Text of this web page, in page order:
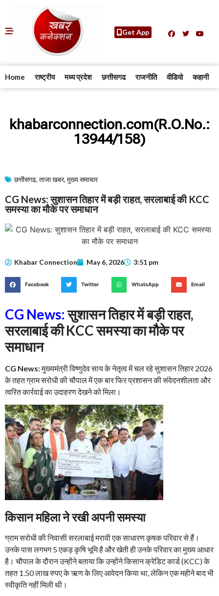
Get App
Home राष्ट्रीय मध्य प्रदेश छत्तीसगढ राजनीति वीडियो कहानी
khabarconnection.com(R.O.No.:
13944/158)
छत्तीसगढ, ताजा खबर, मुख्य समाचार​
CG News: सुशासन तिहार में बड़ी राहत, सरलाबाई की KCC
समस्या का मौके पर समाधान
Khabar Connection May 6, 2026 3:51 pm
Facebook Twitter WhatsApp Email
CG News:सुशासन तिहार में बड़ी राहत,
सरलाबाई की KCC समस्या का मौके पर
समाधान
CG News:मुख्यमंत्री विष्णुदेव साय के नेतृत्व में चल रहे सुशासन तिहार 2026
के तहत ग्राम सरोधी की चौपाल में एक बार फिर प्रशासन की संवेदनशीलता और
त्वरित कार्रवाई का उदाहरण देखने को मिला।
किसान महिला ने रखी अपनी समस्या
ग्राम सरोधी की निवासी सरलाबाई मरावी एक साधारण कृषक परिवार से हैं।
उनके पास लगभग 5 एकड़ कृषि भूमि है और खेती ही उनके परिवार का मुख्य आधार
है। चौपाल के दौरान उन्होंने बताया कि उन्होंने किसान क्रेडिट कार्ड (KCC) के
तहत 1.50 लाख रुपए के ऋण के लिए आवेदन किया था, लेकिन एक महीने बाद भी
स्वीकृति नहीं मिली थी।